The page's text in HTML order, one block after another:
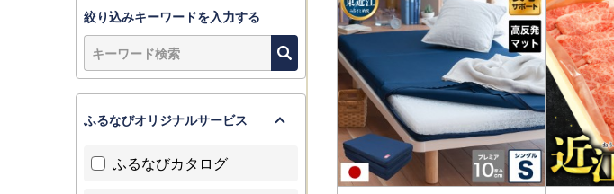
お盆明けの8月17日(月)より順次発送いたします
《お問い合わせ窓口 営業日》
8/5(水)〜8/7(金)、8/10(月)、8/12(水)、8/17(
※お問い合わせメールについて、営業日に順次
詳しくは『自治体情報』の『最新情報』をご覧
絞り込みキーワードを入力する
ふるなびオリジナルサービス
ふるなびカタログ